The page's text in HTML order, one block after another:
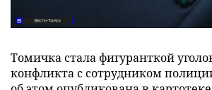
Томичка стала фигуранткой
конфликта с сотрудником